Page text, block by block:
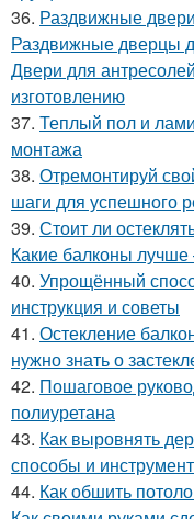
36. Раздвижные
Раздвижные дверцы
Двери для
изготовлению
37. Теплый пол и
монтажа
38. Отремонтируй
шаги для успешного
39. Стоит ли
Какие балконы
40. Упрощённый
инструкция и советы
41. Остекление
нужно знать о
42. Пошаговое
полиуретана
43. Как выровнять
способы и
44. Как обшить